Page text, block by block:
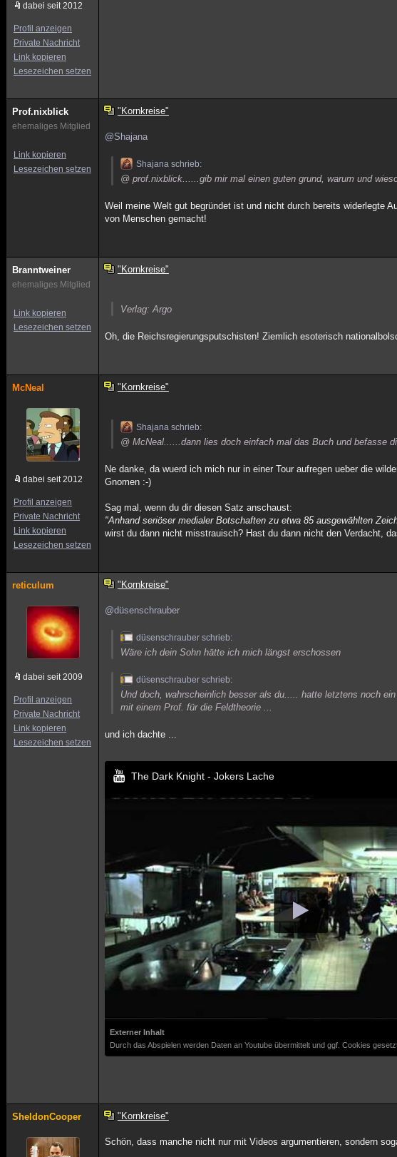
dabei seit 2012
Profil anzeigen
Private Nachricht
Link kopieren
Lesezeichen setzen
Prof.nixblick
ehemaliges Mitglied
Link kopieren
Lesezeichen setzen
"Kornkreise"
@Shajana
Shajana schrieb:
@ prof.nixblick......gib mir mal einen guten grund, warum und
Weil meine Welt gut begründet ist und nicht durch bereits widerlegte
von Menschen gemacht!
Branntweiner
ehemaliges Mitglied
Link kopieren
Lesezeichen setzen
"Kornkreise"
Verlag: Argo
Oh, die Reichsregierungsputschisten! Ziemlich esoterisch
McNeal
dabei seit 2012
Profil anzeigen
Private Nachricht
Link kopieren
Lesezeichen setzen
"Kornkreise"
Shajana schrieb:
@ McNeal......dann lies doch einfach mal das Buch und befasse
Ne danke, da wuerd ich mich nur in einer Tour aufregen ueber die
Gnomen :-)
Sag mal, wenn du dir diesen Satz anschaust:
"Anhand seriöser medialer Botschaften zu etwa 85 ausgewählten
wirst du dann nicht misstrauisch? Hast du dann nicht den Verdacht,
reticulum
dabei seit 2009
Profil anzeigen
Private Nachricht
Link kopieren
Lesezeichen setzen
"Kornkreise"
@düsenschrauber
düsenschrauber schrieb:
Wäre ich dein Sohn hätte ich mich längst erschossen
düsenschrauber schrieb:
Und doch, wahrscheinlich besser als du..... hatte letztens noch
mit einem Prof. für die Feldtheorie ...
und ich dachte ...
The Dark Knight - Jokers Lache
Externer Inhalt
Durch das Abspielen werden Daten an Youtube übermittelt und ggf. Cookies
SheldonCooper "Kornkreise"
Schön, dass manche nicht nur mit Videos argumentieren, sondern